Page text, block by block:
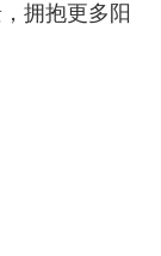
拥抱更多阳